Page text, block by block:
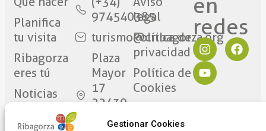
Gestionar Cookies
Planifica
tu visita
Ribagorza
eres tú
Noticias
974540385
turismo@cribagorza.org
Plaza
Mayor
17
22430 ·
Graus
legal
Política de
privacidad
Política de
Cookies
de
redes​